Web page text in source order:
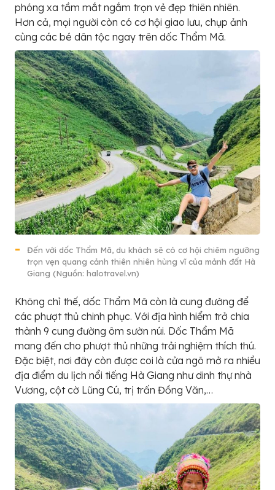
phóng xa tầm mắt ngắm trọn vẻ đẹp thiên nhiên.
Hơn cả, mọi người còn có cơ hội giao lưu, chụp ảnh
cùng các bé dân tộc ngay trên dốc Thẩm Mã.
Đến với dốc Thẩm Mã, du khách sẽ có cơ hội chiêm ngưỡng
trọn vẹn quang cảnh thiên nhiên hùng vĩ của mảnh đất Hà
Giang (Nguồn: halotravel.vn)
Không chỉ thế, dốc Thẩm Mã còn là cung đường để
các phượt thủ chinh phục. Với địa hình hiểm trở chia
thành 9 cung đường ôm sườn núi. Dốc Thẩm Mã
mang đến cho phượt thủ những trải nghiệm thích thú.
Đặc biệt, nơi đây còn được coi là cửa ngõ mở ra nhiều
địa điểm du lịch nổi tiếng Hà Giang như dinh thự nhà
Vương, cột cờ Lũng Cú, trị trấn Đồng Văn,…